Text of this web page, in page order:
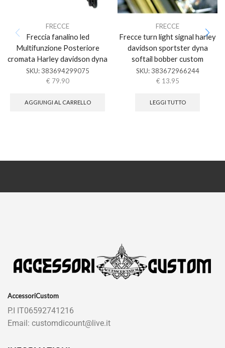
FRECCE
Freccia fanalino led
Multifunzione Posteriore
cromata Harley davidson dyna
SKU: 383694299075
€ 79.90
AGGIUNGI AL CARRELLO
FRECCE
Frecce turn light signal harley
davidson sportster dyna
softail bobber custom
SKU: 383672966244
€ 13.95
LEGGI TUTTO
AccessoriCustom
P.I IT06592741216
Email: customdicount@live.it